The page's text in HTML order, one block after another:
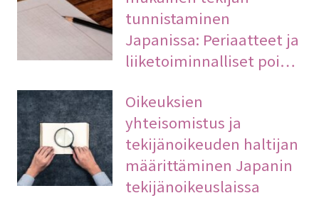
tunnistaminen
Japanissa: Periaatteet ja
liiketoiminnalliset poi…
Oikeuksien
yhteisomistus ja
tekijänoikeuden haltijan
määrittäminen Japanin
tekijänoikeuslaissa